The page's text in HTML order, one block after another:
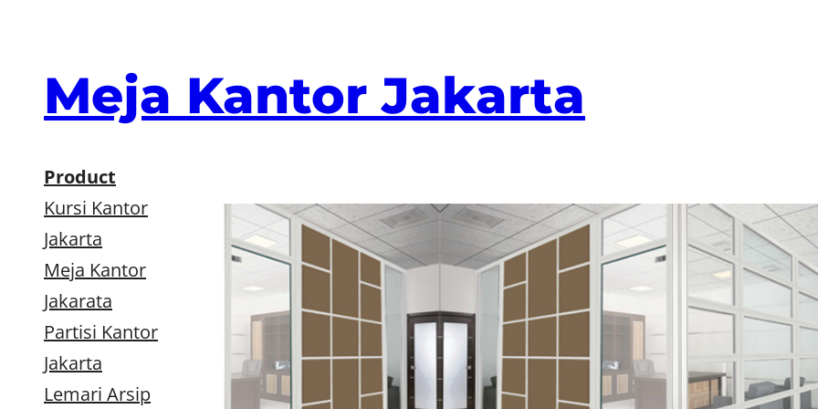
Meja Kantor Jakarta
Product
Kursi Kantor
Jakarta
Meja Kantor
Jakarata
Partisi Kantor
Jakarta
Lemari Arsip